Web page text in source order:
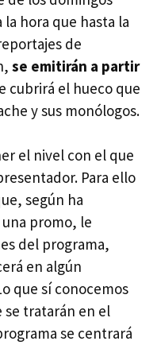
hora que hasta la
de
se emitirán a partir
cubrirá el hueco que
y sus monólogos.
el nivel con el que
Para ello
según ha
promo, le
del programa,
en algún
que sí conocemos
se tratarán en el
se centrará